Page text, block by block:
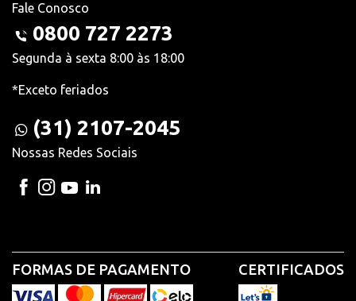
Fale Conosco
0800 727 2273
Segunda à sexta 8:00 às 18:00
*Exceto feriados
(31) 2107-2045
Nossas Redes Sociais
FORMAS DE PAGAMENTO CERTIFICADOS